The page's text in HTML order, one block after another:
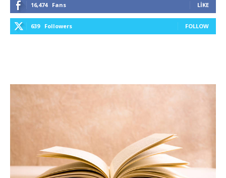
16,474 Fans LIKE
639 Followers FOLLOW